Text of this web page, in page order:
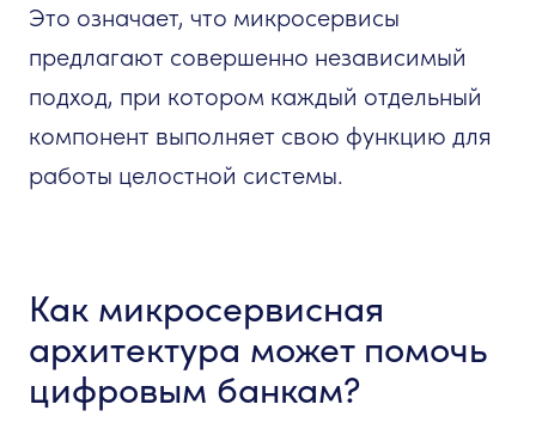
Это означает, что микросервисы
предлагают совершенно независимый
подход, при котором каждый отдельный
компонент выполняет свою функцию для
работы целостной системы.
Как микросервисная
архитектура может помочь
цифровым банкам?